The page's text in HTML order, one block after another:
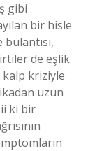
gibi
bir hisle
de eşlik
kriziyle
uzun
ki bir